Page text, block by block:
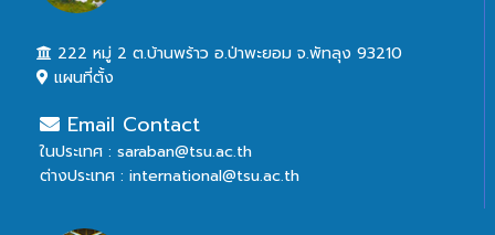
222 หมู่ 2 ต.บ้านพร้าว อ.ป่าพะยอม จ.พัทลุง 93210
แผนที่ตั้ง
Email Contact
ในประเทศ : saraban@tsu.ac.th
ต่างประเทศ : international@tsu.ac.th